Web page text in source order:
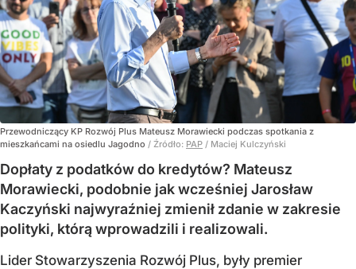
Przewodniczący KP Rozwój Plus Mateusz Morawiecki podczas spotkania z
mieszkańcami na osiedlu Jagodno / Źródło: PAP / Maciej Kulczyński
Dopłaty z podatków do kredytów? Mateusz
Morawiecki, podobnie jak wcześniej Jarosław
Kaczyński najwyraźniej zmienił zdanie w zakresie
polityki, którą wprowadzili i realizowali.
Lider Stowarzyszenia Rozwój Plus, były premier